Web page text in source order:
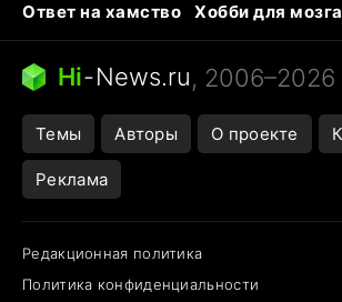
Ответ на хамство
Хобби для мозга
Бензин 100 и 95
Тунцы в
Следующая пандемия
Hi-News.ru, 2006–2026
Темы Авторы О проекте
Реклама
Редакционная политика
Политика конфиденциальности